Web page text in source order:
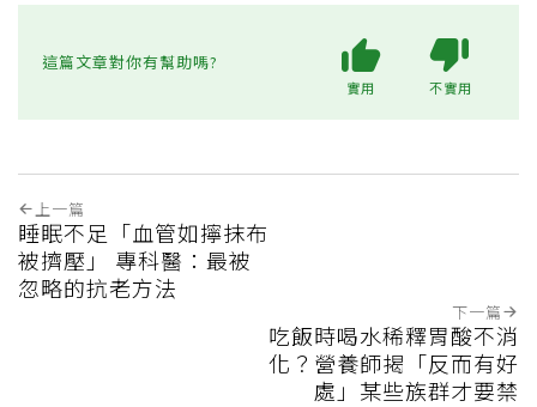
這篇文章對你有幫助嗎?
實用 不實用
上一篇
睡眠不足「血管如擰抹布
被擠壓」 專科醫：最被
忽略的抗老方法
下一篇
吃飯時喝水稀釋胃酸不消
化？營養師揭「反而有好
處」某些族群才要禁